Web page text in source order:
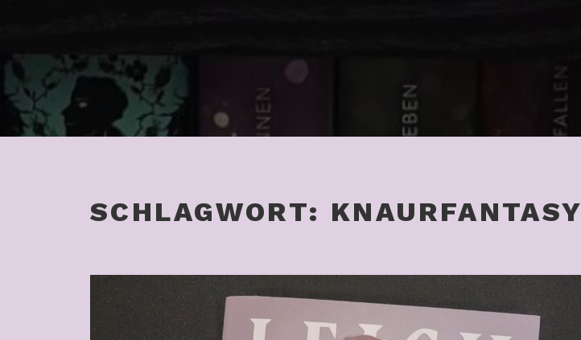
SCHLAGWORT: KNAURFANTASY